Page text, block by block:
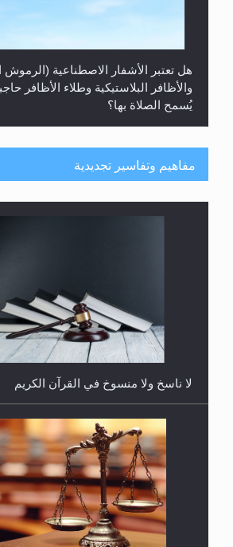
هل تعتبر الأشفار الاصطناعية (الرموش
والأظافر البلاستيكية وطلاء الأظافر
يُسمح الصلاة بها؟
هل يُحسب حول الزكاة وفق السنة
هل يجوز فتح مشروع كوافير نسائي
المحجبات؟
مفاهيم وتفاسير تجديدية
لا ناسخ ولا منسوخ في القرآن الكريم